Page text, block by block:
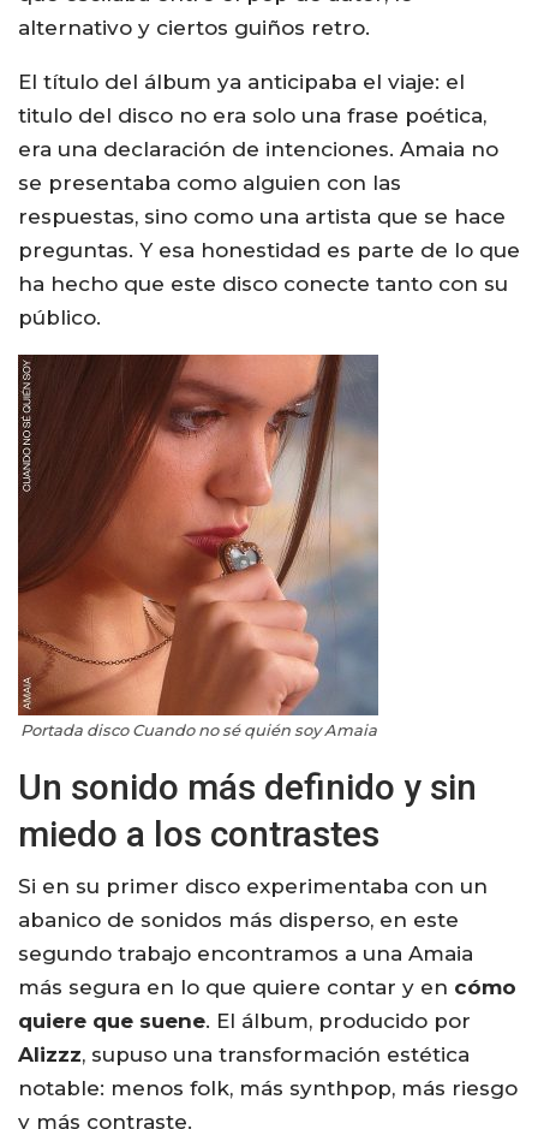
alternativo y ciertos guiños retro.
El título del álbum ya anticipaba el viaje: el
titulo del disco no era solo una frase poética,
era una declaración de intenciones. Amaia no
se presentaba como alguien con las
respuestas, sino como una artista que se hace
preguntas. Y esa honestidad es parte de lo que
ha hecho que este disco conecte tanto con su
público.
Portada disco Cuando no sé quién soy Amaia
Un sonido más definido y sin
miedo a los contrastes
Si en su primer disco experimentaba con un
abanico de sonidos más disperso, en este
segundo trabajo encontramos a una Amaia
más segura en lo que quiere contar y en cómo
quiere que suene. El álbum, producido por
Alizzz, supuso una transformación estética
notable: menos folk, más synthpop, más riesgo
y más contraste.